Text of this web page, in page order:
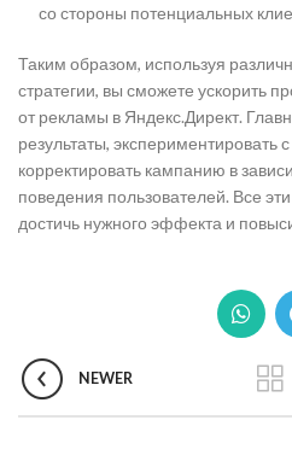
со стороны потенциальных
Таким образом, используя
стратегии, вы сможете ускорить
от рекламы в Яндекс.Директ.
результаты,
корректировать кампанию в
поведения пользователей. Все
достичь нужного эффекта и
NEWER